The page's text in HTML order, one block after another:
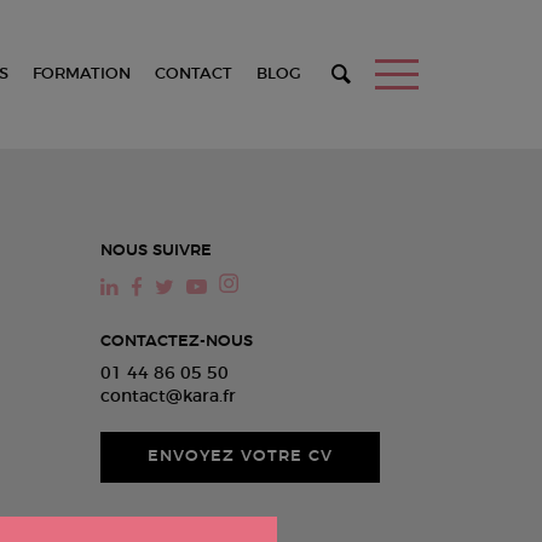
FORMATION CONTACT BLOG
NOUS SUIVRE
CONTACTEZ-NOUS
01 44 86 05 50
contact@kara.fr
ENVOYEZ VOTRE CV